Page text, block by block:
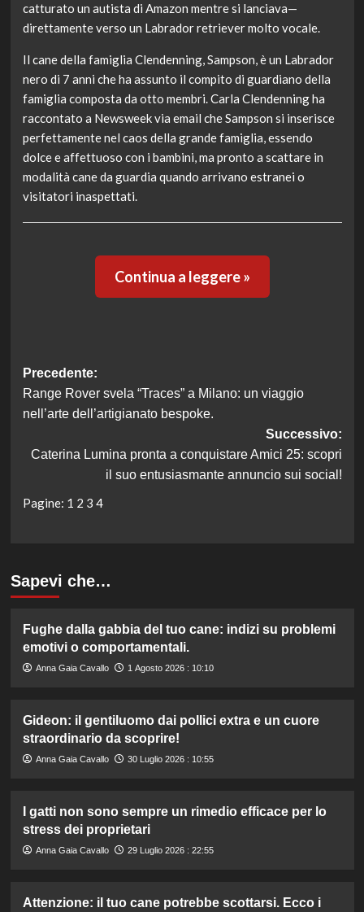
catturato un autista di Amazon mentre si lanciava—
direttamente verso un Labrador retriever molto vocale.
Il cane della famiglia Clendenning, Sampson, è un Labrador
nero di 7 anni che ha assunto il compito di guardiano della
famiglia composta da otto membri. Carla Clendenning ha
raccontato a Newsweek via email che Sampson si inserisce
perfettamente nel caos della grande famiglia, essendo
dolce e affettuoso con i bambini, ma pronto a scattare in
modalità cane da guardia quando arrivano estranei o
visitatori inaspettati.
Continua a leggere »
Navigazione
articolo
Precedente:
Range Rover svela “Traces” a Milano: un viaggio
nell’arte dell’artigianato bespoke.
Successivo:
Caterina Lumina pronta a conquistare Amici 25: scopri
il suo entusiasmante annuncio sui social!
Pagine: 1 2 3 4
Sapevi che…
Fughe dalla gabbia del tuo cane: indizi su problemi
emotivi o comportamentali.
Anna Gaia Cavallo 1 Agosto 2026 : 10:10
Gideon: il gentiluomo dai pollici extra e un cuore
straordinario da scoprire!
Anna Gaia Cavallo 30 Luglio 2026 : 10:55
I gatti non sono sempre un rimedio efficace per lo
stress dei proprietari
Anna Gaia Cavallo 29 Luglio 2026 : 22:55
Attenzione: il tuo cane potrebbe scottarsi. Ecco i